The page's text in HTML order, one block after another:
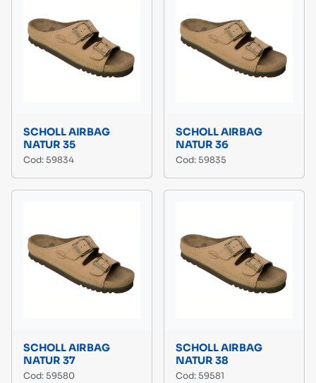
SCHOLL AIRBAG
NATUR 35
Cod: 59834
SCHOLL AIRBAG
NATUR 36
Cod: 59835
SCHOLL AIRBAG
NATUR 37
Cod: 59580
SCHOLL AIRBAG
NATUR 38
Cod: 59581